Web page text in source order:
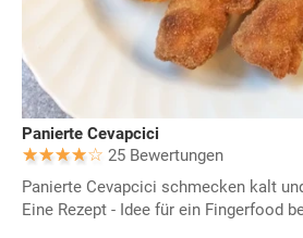
Panierte Cevapcici
25 Bewertungen
Panierte Cevapcici schmecken kalt
Eine Rezept - Idee für ein Fingerfood